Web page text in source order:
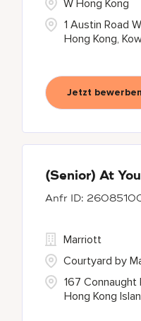
1 Austin Road
Hong Kong,
W Hong Kong
Jetzt bewerben
(Senior) At
167 Connaught
Hong Kong
Marriott
Courtyard by